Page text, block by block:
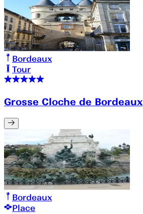
Bordeaux
Tour
Grosse Cloche de Bordeaux
Bordeaux
Place